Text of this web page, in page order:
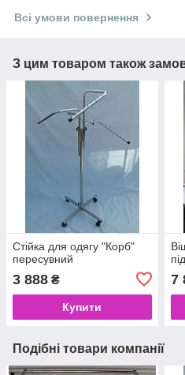
Всі умови повернення
З цим товаром також
Стійка для одягу "Корб"
пересувний
3 888 ₴
Купити
7
Подібні товари компанії